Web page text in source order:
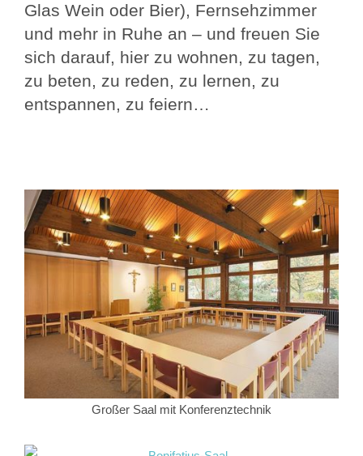
Glas Wein oder Bier), Fernsehzimmer
und mehr in Ruhe an – und freuen Sie
sich darauf, hier zu wohnen, zu tagen,
zu beten, zu reden, zu lernen, zu
entspannen, zu feiern…
Großer Saal mit Konferenztechnik